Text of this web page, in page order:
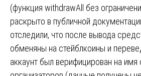
(функция withdrawAll без
раскрыто в публичной
отследили, что после вывода
обменяны на стейблкоины и
аккаунт был верифицирован на имя